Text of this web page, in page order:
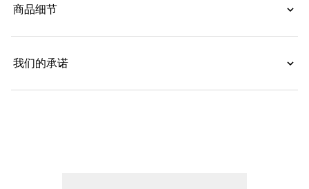
商品细节
我们的承诺